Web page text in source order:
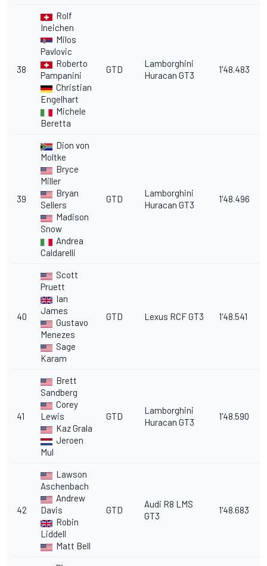
38
Rolf
Ineichen
Milos
Pavlovic
Roberto
Pampanini
Christian
Engelhart
Michele
Beretta
GTD
Lamborghini
Huracan GT3
1'48.483
39
Dion von
Moltke
Bryce
Miller
Bryan
Sellers
Madison
Snow
Andrea
Caldarelli
GTD
Lamborghini
Huracan GT3
1'48.496
40
Scott
Pruett
Ian
James
Gustavo
Menezes
Sage
Karam
GTD Lexus RCF GT3 1'48.541
41
Brett
Sandberg
Corey
Lewis
Kaz Grala
Jeroen
Mul
GTD
Lamborghini
Huracan GT3
1'48.590
42
Lawson
Aschenbach
Andrew
Davis
Robin
Liddell
Matt Bell
GTD
Audi R8 LMS
GT3
1'48.683